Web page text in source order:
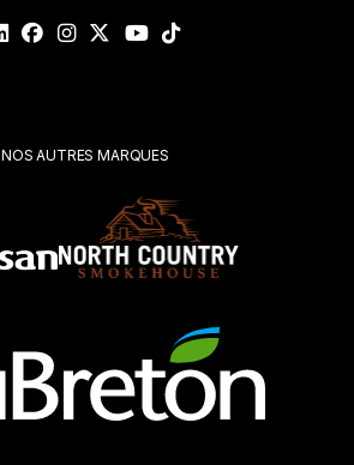
Soumettre
NOS AUTRES MARQUES